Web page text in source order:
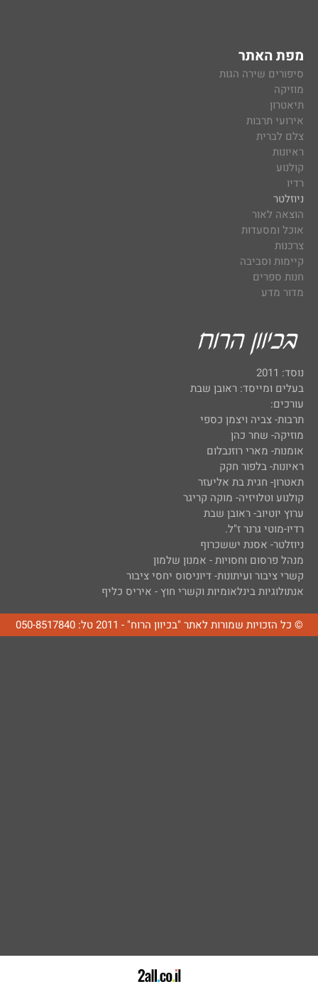
מפת האתר
סיפורים שירה הגות
מוזיקה
תיאטרון
אירועי תרבות
צלם לברית
ראיונות
קולנוע
רדיו
ניוזלטר
הוצאה לאור
אוכל ומסעדות
צרכנות
קיימות וסביבה
חנות ספרים
מדור מדע
נוסד: 2011
בעלים ומייסד: ראובן שבת
עורכים:
תרבות- צביה ויצמן כספי
מוזיקה- שחר כהן
אומנות- מארי רוזנבלום
ראיונות- בלפור חקק
תאטרון- חגית בת אליעזר
קולנוע וטלויזיה- מוקה קריגר
ערוץ יוטיוב- ראובן שבת
רדיו-מוטי גרנר ז"ל.
ניוזלטר- אסנת יששכרוף
מנהל פרסום וחסויות - אמנון שלמון
קשרי ציבור ועיתונות- דיוניסוס יחסי ציבור
אנתולוגיות בינלאומיות וקשרי חוץ - איריס כליף
© כל הזכויות שמורות לאתר "בכיוון הרוח" - 2011 טל: 050-8517840